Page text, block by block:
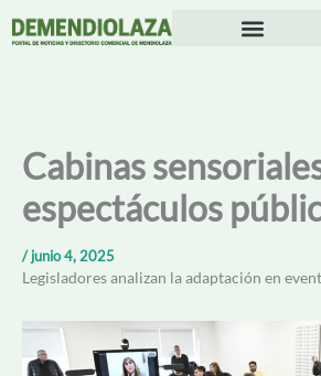
Cabinas
espectáculos
/junio 4, 2025
Legisladores analizan la adaptación en